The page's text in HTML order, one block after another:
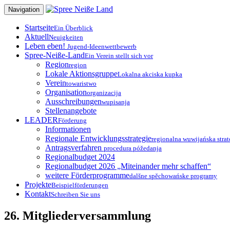
Zum
Inhalt
springen
Navigation
StartseiteEin Überblick
AktuellNeuigkeiten
Leben eben! Jugend-Ideenwettbewerb
Spree-Neiße-LandEin Verein stellt sich vor
Regionregion
Lokale AktionsgruppeLokalna akciska kupka
Vereintowaristwo
Organisationorganizacija
Ausschreibungenwupisanja
Stellenangebote
LEADERFörderung
Informationen
Regionale Entwicklungsstrategieregionalna wuwijańska
Antragsverfahren procedura póžedanja
Regionalbudget 2024
Regionalbudget 2026 „Miteinander mehr schaffen“
weitere Förderprogrammedalšne spěchowańske programy
ProjekteBeispielförderungen
KontaktSchreiben Sie uns
26. Mitgliederversammlung